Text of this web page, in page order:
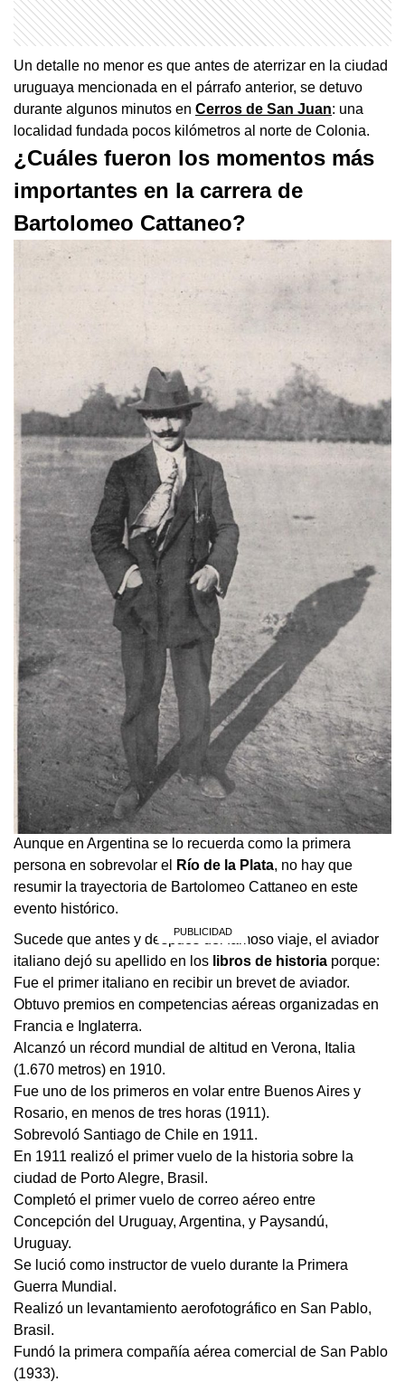
Un detalle no menor es que antes de aterrizar en la ciudad
uruguaya mencionada en el párrafo anterior, se detuvo
durante algunos minutos en Cerros de San Juan: una
localidad fundada pocos kilómetros al norte de Colonia.
¿Cuáles fueron los momentos más
importantes en la carrera de
Bartolomeo Cattaneo?
Aunque en Argentina se lo recuerda como la primera
persona en sobrevolar el
Río de la Plata, no hay que
resumir la trayectoria de Bartolomeo Cattaneo en este
evento histórico.
Sucede que antes y después del famoso viaje, el aviador
italiano dejó su apellido en los libros de historia porque:
Fue el primer italiano en recibir un brevet de aviador.
Obtuvo premios en competencias aéreas organizadas en
Francia e Inglaterra.
Alcanzó un récord mundial de altitud en Verona, Italia
(1.670 metros) en 1910.
Fue uno de los primeros en volar entre Buenos Aires y
Rosario, en menos de tres horas (1911).
Sobrevoló Santiago de Chile en 1911.
En 1911 realizó el primer vuelo de la historia sobre la
ciudad de Porto Alegre, Brasil.
Completó el primer vuelo de correo aéreo entre
Concepción del Uruguay, Argentina, y Paysandú,
Uruguay.
Se lució como instructor de vuelo durante la Primera
Guerra Mundial.
Realizó un levantamiento aerofotográfico en San Pablo,
Brasil.
Fundó la primera compañía aérea comercial de San Pablo
(1933).